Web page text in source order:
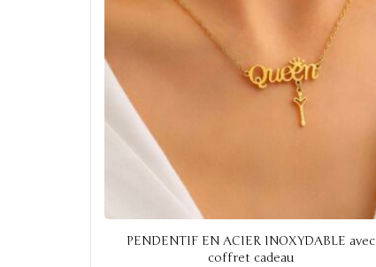
PENDENTIF EN ACIER INOXYDABLE avec
coffret cadeau